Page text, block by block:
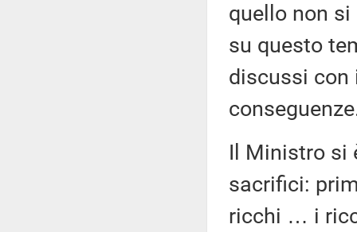
quello non
su questo
discussi con
Il Ministro si
sacrifici:
ricchi … i